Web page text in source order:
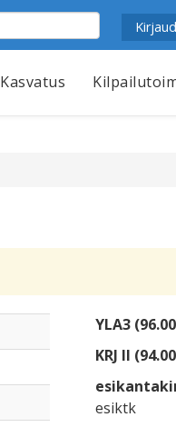
Kasvatus
YLA3
KRJ II
esiktk